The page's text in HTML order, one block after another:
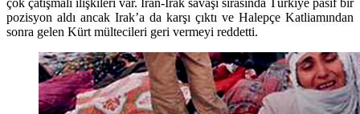
pozisyon aldı ancak Irak’a da karşı çıktı ve Halepçe Katliamından
sonra gelen Kürt mültecileri geri vermeyi reddetti.